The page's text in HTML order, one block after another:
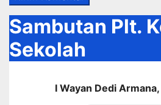
Sambutan Plt.
Sekolah
I Wayan Dedi